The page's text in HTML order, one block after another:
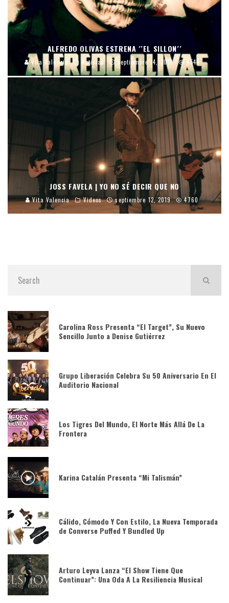
ALFREDO OLIVAS ESTRENA ´´EL SILLON´´
Vita Valencia Noticias septiembre 14, 2019 6544
JOSS FAVELA | YO NO SÉ DECIR QUE NO
Vita Valencia Videos septiembre 12, 2019 4760
Carolina Ross Presenta “El Target”, Su Nuevo
Sencillo Junto a Denise Gutiérrez
Grupo Liberación Celebra Su 50 Aniversario En El
Auditorio Nacional
Los Tigres Del Mundo, El Norte Más Allá De La
Frontera
Karina Catalán Presenta “Mi Talismán”
Cálido, Cómodo Y Con Estilo, La Nueva Temporada
de Converse Puffed Y Bundled Up
Arturo Leyva Lanza “El Show Tiene Que
Continuar”: Una Oda A La Resiliencia Musical